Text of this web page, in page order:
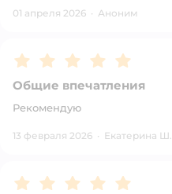
01 апреля 2026 · Аноним
Рейтинг:5
Общие впечатления
Рекомендую
13 февраля 2026 · Екатерина Ш.
Рейтинг:5